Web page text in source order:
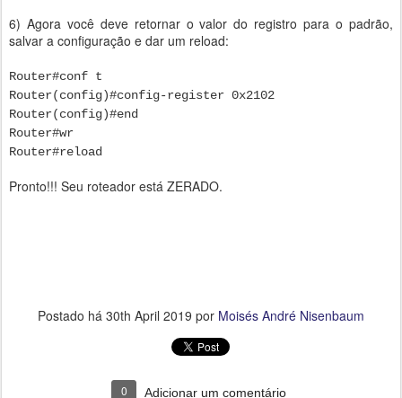
6) Agora você deve retornar o valor do registro para o padrão,
salvar a configuração e dar um reload:
Router#conf t
Router(config)#config-register 0x2102
Router(config)#end
Router#wr
Router#reload
Pronto!!! Seu roteador está ZERADO.
Postado há 30th April 2019 por Moisés André Nisenbaum
0 Adicionar um comentário